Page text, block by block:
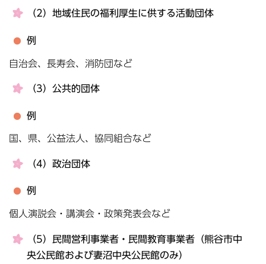
（2）地域住民の福利厚生に供する活動団体
例
自治会、長寿会、消防団など
（3）公共的団体
例
国、県、公益法人、協同組合など
（4）政治団体
例
個人演説会・講演会・政策発表会など
（5）民間営利事業者・民間教育事業者（熊谷市中
央公民館および妻沼中央公民館のみ）